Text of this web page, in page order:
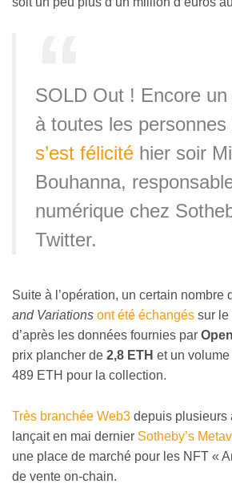
SOLD Out ! Encore
à toutes les personnes
s’est félicité hier soir
Bouhanna,
numérique chez
Twitter.
Suite à l’opération, un certain nombre
and Variations ont été échangés sur le
d’après les données fournies par
prix plancher de 2,8 ETH et un volume
489 ETH pour la collection.
Très branchée Web3 depuis plusieurs
lançait en mai dernier Sotheby’s
une place de marché pour les NFT «
de vente on-chain.